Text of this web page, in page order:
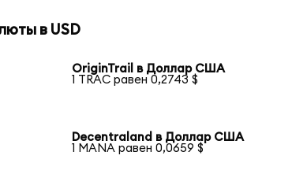
в USD
OriginTrail в Доллар США
1 TRAC равен 0,2743 $
Decentraland в Доллар США
1 MANA равен 0,0659 $